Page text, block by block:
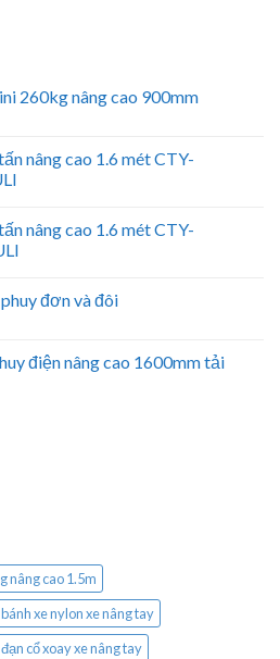
260kg nâng cao 900mm
nâng cao 1.6 mét CTY-
nâng cao 1.6 mét CTY-
đơn và đôi
điện nâng cao 1600mm tải
nâng cao 1.5m
bánh xe nylon xe nâng tay
cổ xoay xe nâng tay